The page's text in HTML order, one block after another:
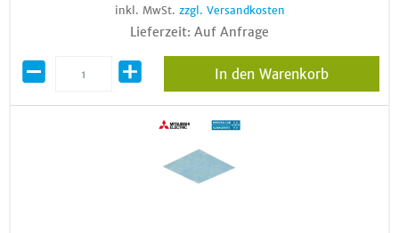
inkl. MwSt. zzgl. Versandkosten
Lieferzeit: Auf Anfrage
In den Warenkorb